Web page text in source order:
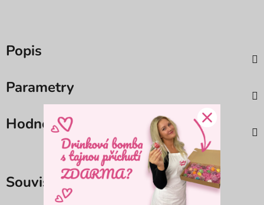
Popis
Parametry
Hodnocení (4)
Související produkty